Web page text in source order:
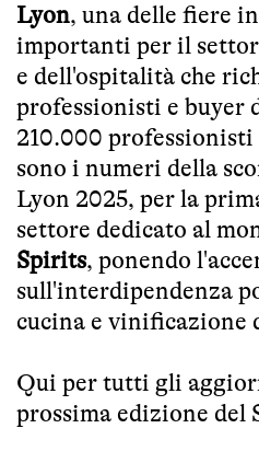
Lyon, una delle fiere
importanti per il
e dell'ospitalità che
professionisti e buyer
210.000
sono i numeri della
Lyon 2025, per la
settore dedicato al
Spirits, ponendo
sull'interdipendenza
cucina e vinificazione
Qui per tutti gli
prossima edizione del